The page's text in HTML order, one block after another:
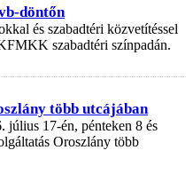
döntőn
és szabadtéri közvetítéssel
szabadtéri színpadán.
több utcájában
július 17-én, pénteken 8 és
Oroszlány több